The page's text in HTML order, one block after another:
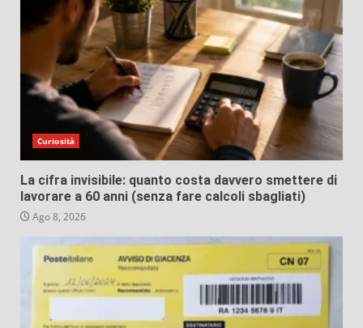
Curiosità
La cifra invisibile: quanto costa davvero smettere di
lavorare a 60 anni (senza fare calcoli sbagliati)
Ago 8, 2026